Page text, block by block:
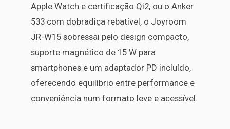
Apple Watch e certificação Qi2, ou o Anker
533 com dobradiça rebatível, o Joyroom
JR-W15 sobressai pelo design compacto,
suporte magnético de 15 W para
smartphones e um adaptador PD incluído,
oferecendo equilíbrio entre performance e
conveniência num formato leve e acessível.